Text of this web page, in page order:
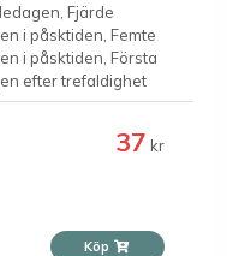
Fjärde
i påsktiden, Femte
i påsktiden, Första
efter trefaldighet
37 kr
Köp